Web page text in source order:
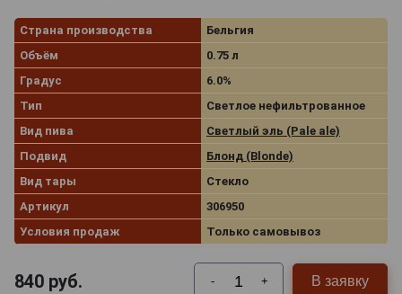
Страна производства
Бельгия
Объём
0.75 л
Градус
6.0%
Тип
Светлое нефильтрованное
Вид пива
Светлый эль (Pale ale)
Подвид
Блонд (Blonde)
Вид тары
Стекло
Артикул
306950
Условия продаж
Только самовывоз
840 руб. - + В заявку